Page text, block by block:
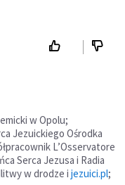
w Opolu;
Jezuickiego Ośrodka
L’Osservatore
Serca Jezusa i Radia
w drodze i jezuici.pl;